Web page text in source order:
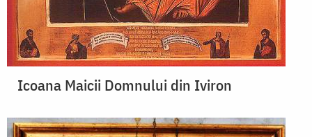
Icoana Maicii Domnului din Iviron